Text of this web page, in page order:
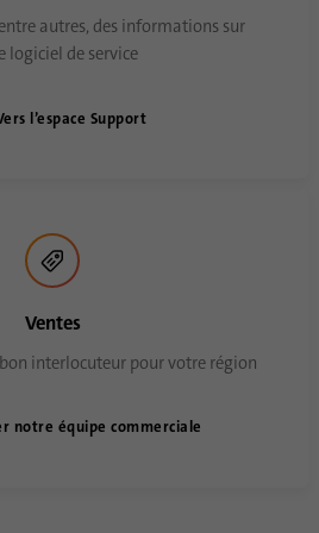
autres, des informations sur
logiciel de service
l’espace Support
Ventes
interlocuteur pour votre région
notre équipe commerciale